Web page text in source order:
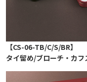
【CS-06-TB/C/S/BR】
タイ留め/ブローチ・カ